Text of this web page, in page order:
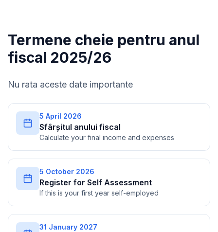
Termene cheie pentru anul
fiscal 2025/26
Nu rata aceste date importante
5 April 2026
Sfârșitul anului fiscal
Calculate your final income and expenses
5 October 2026
Register for Self Assessment
If this is your first year self-employed
31 January 2027